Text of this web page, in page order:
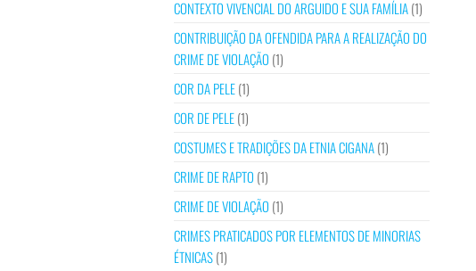
CONTEXTO VIVENCIAL DO ARGUIDO E SUA FAMÍLIA(1)
CONTRIBUIÇÃO DA OFENDIDA PARA A REALIZAÇÃO DO
CRIME DE VIOLAÇÃO (1)
COR DA PELE(1)
COR DE PELE(1)
COSTUMES E TRADIÇÕES DA ETNIA CIGANA(1)
CRIME DE RAPTO (1)
CRIME DE VIOLAÇÃO (1)
CRIMES PRATICADOS POR ELEMENTOS DE MINORIAS
ÉTNICAS(1)